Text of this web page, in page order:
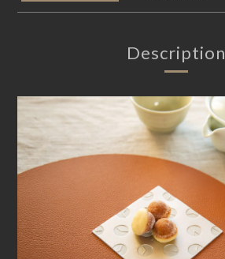
Description